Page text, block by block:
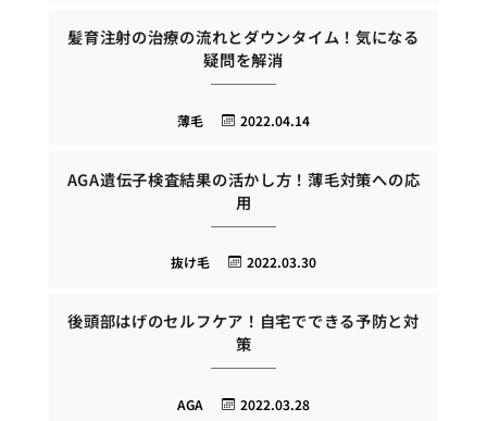
髪育注射の治療の流れとダウンタイム！気になる
疑問を解消
2022.04.14
薄毛
AGA遺伝子検査結果の活かし方！薄毛対策への応
用
2022.03.30
抜け毛
後頭部はげのセルフケア！自宅でできる予防と対
策
2022.03.28
AGA